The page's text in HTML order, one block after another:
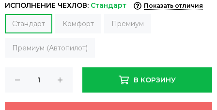
ИСПОЛНЕНИЕ ЧЕХЛОВ: Стандарт Показать отличия
Стандарт Комфорт Премиум
Премиум (Автопилот)
В КОРЗИНУ